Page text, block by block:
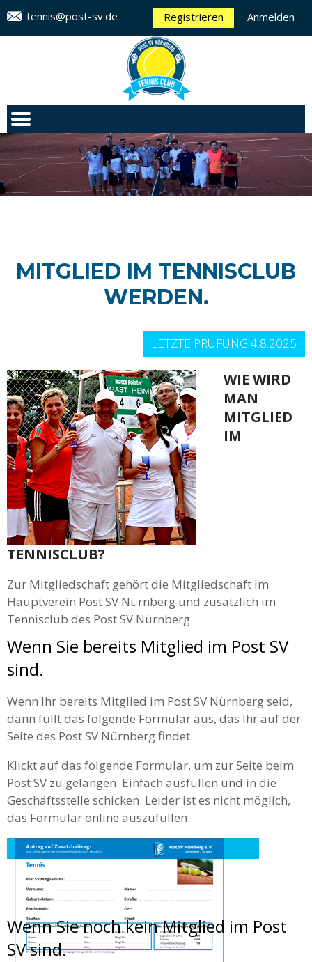
tennis@post-sv.de Registrieren Anmelden
MITGLIED IM TENNISCLUB
WERDEN.
LETZTE PRÜFUNG 4.8.2025
WIE WIRD
MAN
MITGLIED
IM
TENNISCLUB?
Zur Mitgliedschaft gehört die Mitgliedschaft im
Hauptverein Post SV Nürnberg und zusätzlich im
Tennisclub des Post SV Nürnberg.
Wenn Sie bereits Mitglied im Post SV
sind.
Wenn Ihr bereits Mitglied im Post SV Nürnberg seid,
dann füllt das folgende Formular aus, das Ihr auf der
Seite des Post SV Nürnberg findet.
Klickt auf das folgende Formular, um zur Seite beim
Post SV zu gelangen. Einfach ausfüllen und in die
Geschäftsstelle schicken. Leider ist es nicht möglich,
das Formular online auszufüllen.
Wenn Sie noch kein Mitglied im Post
SV sind.